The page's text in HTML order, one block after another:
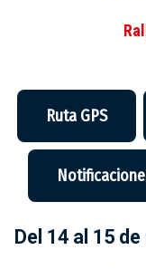
Ruta GPS
Del 14 al 15